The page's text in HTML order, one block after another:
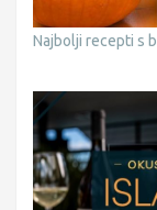
Najbolji recepti s